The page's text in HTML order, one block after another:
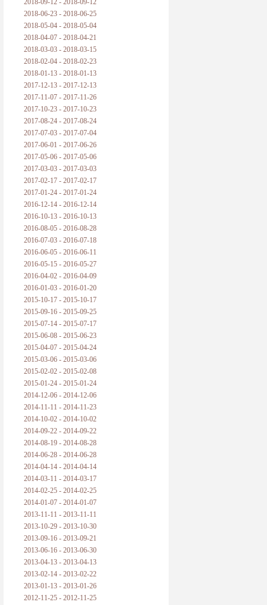
2018-09-12 - 2018-09-12
2018-06-23 - 2018-06-25
2018-05-04 - 2018-05-04
2018-04-07 - 2018-04-21
2018-03-03 - 2018-03-15
2018-02-04 - 2018-02-23
2018-01-13 - 2018-01-13
2017-12-13 - 2017-12-13
2017-11-07 - 2017-11-26
2017-10-23 - 2017-10-23
2017-08-24 - 2017-08-24
2017-07-03 - 2017-07-04
2017-06-01 - 2017-06-26
2017-05-06 - 2017-05-06
2017-03-03 - 2017-03-03
2017-02-17 - 2017-02-17
2017-01-24 - 2017-01-24
2016-12-14 - 2016-12-14
2016-10-13 - 2016-10-13
2016-08-05 - 2016-08-28
2016-07-03 - 2016-07-18
2016-06-05 - 2016-06-11
2016-05-15 - 2016-05-27
2016-04-02 - 2016-04-09
2016-01-03 - 2016-01-20
2015-10-17 - 2015-10-17
2015-09-16 - 2015-09-25
2015-07-14 - 2015-07-17
2015-06-08 - 2015-06-23
2015-04-07 - 2015-04-24
2015-03-06 - 2015-03-06
2015-02-02 - 2015-02-08
2015-01-24 - 2015-01-24
2014-12-06 - 2014-12-06
2014-11-11 - 2014-11-23
2014-10-02 - 2014-10-02
2014-09-22 - 2014-09-22
2014-08-19 - 2014-08-28
2014-06-28 - 2014-06-28
2014-04-14 - 2014-04-14
2014-03-11 - 2014-03-17
2014-02-25 - 2014-02-25
2014-01-07 - 2014-01-07
2013-11-11 - 2013-11-11
2013-10-29 - 2013-10-30
2013-09-16 - 2013-09-21
2013-06-16 - 2013-06-30
2013-04-13 - 2013-04-13
2013-02-14 - 2013-02-22
2013-01-13 - 2013-01-26
2012-11-25 - 2012-11-25